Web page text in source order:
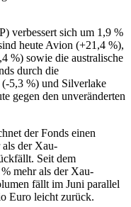
verbessert sich um 1,9 %
heute Avion (+21,4 %),
%) sowie die australische
durch die
5,3 %) und Silverlake
gegen den unveränderten
der Fonds einen
der Xau-
Seit dem
mehr als der Xau-
fällt im Juni parallel
Euro leicht zurück.